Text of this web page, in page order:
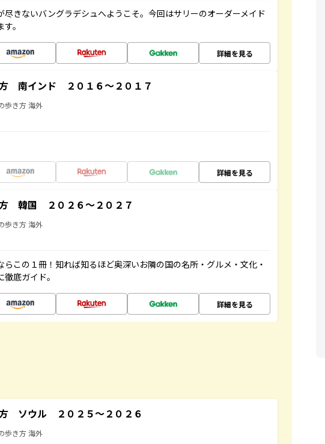
尽きないバングラデシュへようこそ。今回はサリーのオーダーメイド
。
詳細を見る
南インド ２０１６～２０１７
歩き方 海外
詳細を見る
韓国 ２０２６～２０２７
歩き方 海外
この１冊！知れば知るほど奥深いお隣の国の名所・グルメ・文化・
底ガイド。
詳細を見る
ソウル ２０２５～２０２６
歩き方 海外